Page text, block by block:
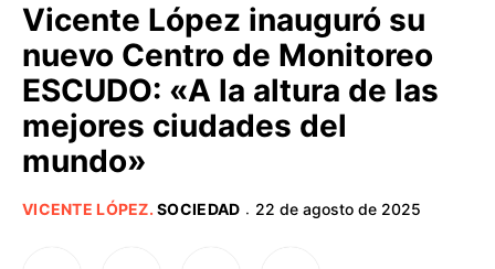
BUENOS AIRES
PROVINCIAS
Vicente López inauguró su
nuevo Centro de Monitoreo
ESCUDO: «A la altura de las
mejores ciudades del
mundo»
VICENTE LÓPEZ.SOCIEDAD · 22 de agosto de 2025